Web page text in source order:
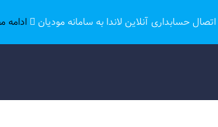
حسابداری آنلاین لاندا به سامانه مودیان